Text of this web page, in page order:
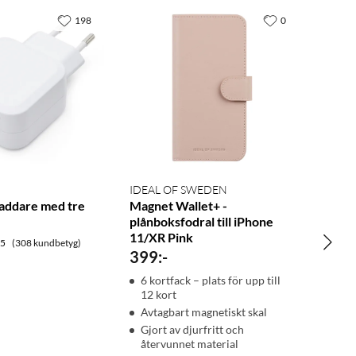
med tre
(308 kundbetyg)
198
IDEAL OF SWEDEN
Magnet Wallet+ -
plånboksfodral till iPhone
11/XR Pink
399:-
6 kortfack – plats för upp till
12 kort
Avtagbart magnetiskt skal
Gjort av djurfritt och
återvunnet material
0